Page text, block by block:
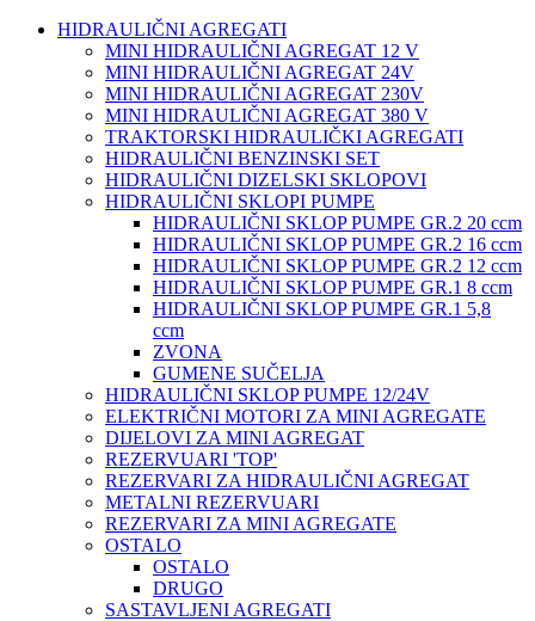
HIDRAULIČNI AGREGATI
MINI HIDRAULIČNI AGREGAT 12 V
MINI HIDRAULIČNI AGREGAT 24V
MINI HIDRAULIČNI AGREGAT 230V
MINI HIDRAULIČNI AGREGAT 380 V
TRAKTORSKI HIDRAULIČKI AGREGATI
HIDRAULIČNI BENZINSKI SET
HIDRAULIČNI DIZELSKI SKLOPOVI
HIDRAULIČNI SKLOPI PUMPE
HIDRAULIČNI SKLOP PUMPE GR.2 20 ccm
HIDRAULIČNI SKLOP PUMPE GR.2 16 ccm
HIDRAULIČNI SKLOP PUMPE GR.2 12 ccm
HIDRAULIČNI SKLOP PUMPE GR.1 8 ccm
HIDRAULIČNI SKLOP PUMPE GR.1 5,8
ccm
ZVONA
GUMENE SUČELJA
HIDRAULIČNI SKLOP PUMPE 12/24V
ELEKTRIČNI MOTORI ZA MINI AGREGATE
DIJELOVI ZA MINI AGREGAT
REZERVUARI 'TOP'
REZERVARI ZA HIDRAULIČNI AGREGAT
METALNI REZERVUARI
REZERVARI ZA MINI AGREGATE
OSTALO
OSTALO
DRUGO
SASTAVLJENI AGREGATI